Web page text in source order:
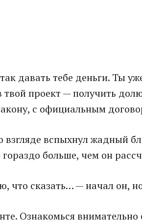
давать тебе деньги. Ты
твой проект — получить
с официальным
взгляде вспыхнул жадный
больше, чем он
что сказать… — начал он,
Ознакомься внимательно